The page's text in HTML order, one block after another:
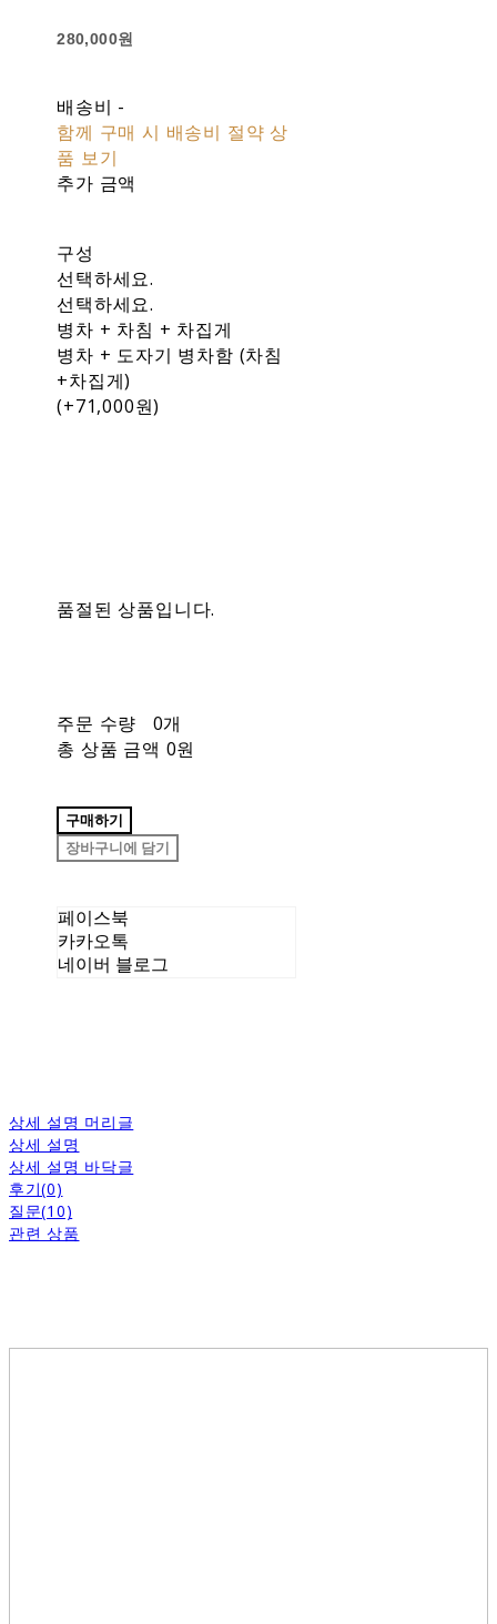
280,000원
배송비 -
함께 구매 시 배송비 절약 상
품 보기
추가 금액
구성
선택하세요.
선택하세요.
병차 + 차침 + 차집게
병차 + 도자기 병차함 (차침
+차집게)
(+71,000원)
품절된 상품입니다.
주문 수량
0개
총 상품 금액 0원
구매하기
장바구니에 담기
페이스북
카카오톡
네이버 블로그
상세 설명 머리글
상세 설명
상세 설명 바닥글
후기(0)
질문(10)
관련 상품